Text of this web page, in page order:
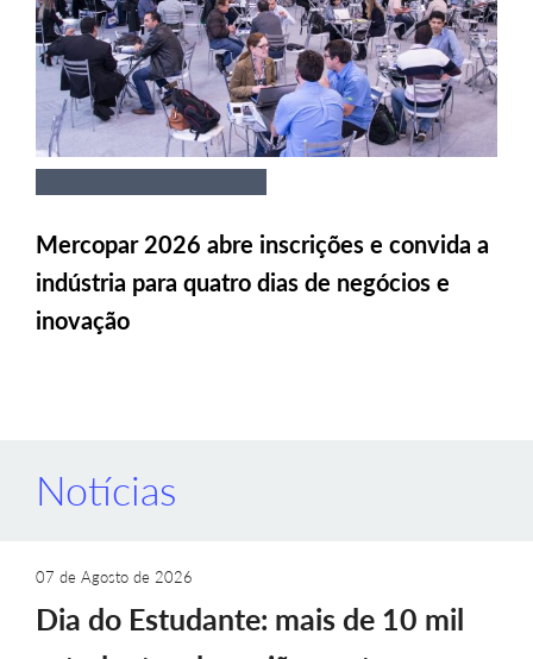
Mercopar 2026 abre inscrições e convida a
indústria para quatro dias de negócios e
inovação
Notícias
07 de Agosto de 2026
Dia do Estudante: mais de 10 mil